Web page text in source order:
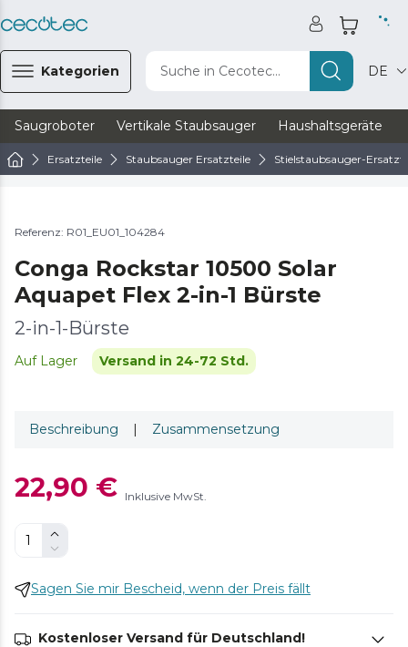
Kategorien Suche in Cecotec... DE
Saugroboter Vertikale Staubsauger Haushaltsgeräte
Ersatzteile Staubsauger Ersatzteile Stielstaubsauger-
Referenz: R01_EU01_104284
Conga Rockstar 10500 Solar
Aquapet Flex 2-in-1 Bürste
2-in-1-Bürste
Auf Lager Versand in 24-72 Std.
Beschreibung | Zusammensetzung
22,90 € Inklusive MwSt.
Sagen Sie mir Bescheid, wenn der Preis fällt
Kostenloser Versand für Deutschland!